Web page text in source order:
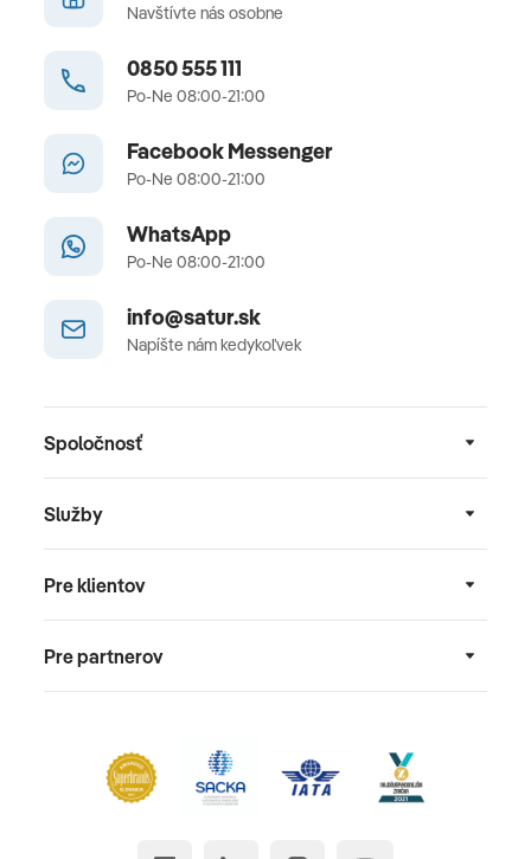
Navštívte nás osobne
0850 555 111
Po-Ne 08:00-21:00
Facebook Messenger
Po-Ne 08:00-21:00
WhatsApp
Po-Ne 08:00-21:00
info@satur.sk
Napíšte nám kedykoľvek
Spoločnosť
Služby
Pre klientov
Pre partnerov